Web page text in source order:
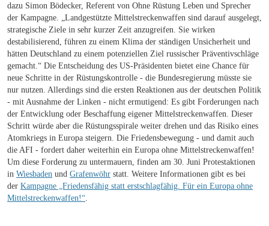
dazu Simon Bödecker, Referent von Ohne Rüstung Leben und Sprecher
der Kampagne. „Landgestützte Mittelstreckenwaffen sind darauf ausgelegt,
strategische Ziele in sehr kurzer Zeit anzugreifen. Sie wirken
destabilisierend, führen zu einem Klima der ständigen Unsicherheit und
hätten Deutschland zu einem potenziellen Ziel russischer Präventivschläge
gemacht.“ Die Entscheidung des US-Präsidenten bietet eine Chance für
neue Schritte in der Rüstungskontrolle - die Bundesregierung müsste sie
nur nutzen. Allerdings sind die ersten Reaktionen aus der deutschen Politik
- mit Ausnahme der Linken - nicht ermutigend: Es gibt Forderungen nach
der Entwicklung oder Beschaffung eigener Mittelstreckenwaffen. Dieser
Schritt würde aber die Rüstungsspirale weiter drehen und das Risiko eines
Atomkriegs in Europa steigern. Die Friedensbewegung - und damit auch
die AFI - fordert daher weiterhin ein Europa ohne Mittelstreckenwaffen!
Um diese Forderung zu untermauern, finden am 30. Juni Protestaktionen
in Wiesbaden und Grafenwöhr statt. Weitere Informationen gibt es bei
der Kampagne „Friedensfähig statt erstschlagfähig. Für ein Europa ohne
Mittelstreckenwaffen!“.